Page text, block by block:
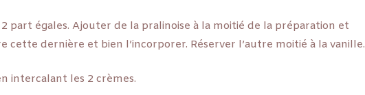
part égales. Ajouter de la pralinoise à la moitié de la préparation et
cette dernière et bien l’incorporer. Réserver l’autre moitié à la vanille.
intercalant les 2 crèmes.